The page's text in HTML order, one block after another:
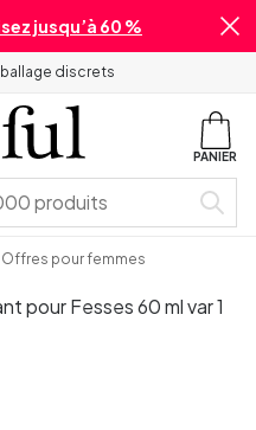
jusqu’à 60 %
discrets
PANIER
Offres pour femmes